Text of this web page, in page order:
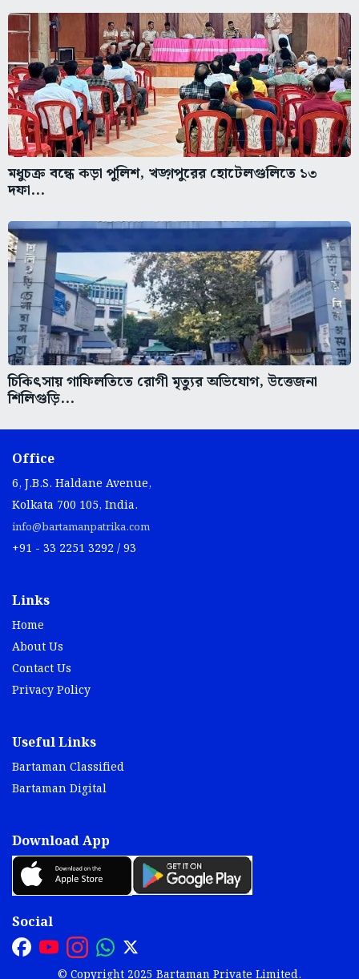
মধুচক্র বন্ধে কড়া পুলিশ, খড়্গপুরের হোটেলগুলিতে ১৩
দফা...
চিকিৎসায় গাফিলতিতে রোগী মৃত্যুর অভিযোগ, উত্তেজনা
শিলিগুড়ি...
Office
6, J.B.S. Haldane Avenue,
Kolkata 700 105, India.
info@bartamanpatrika.com
+91 - 33 2251 3292 / 93
Links
Home
About Us
Contact Us
Privacy Policy
Useful Links
Bartaman Classified
Bartaman Digital
Download App
Social
© Copyright 2025 Bartaman Private Limited.